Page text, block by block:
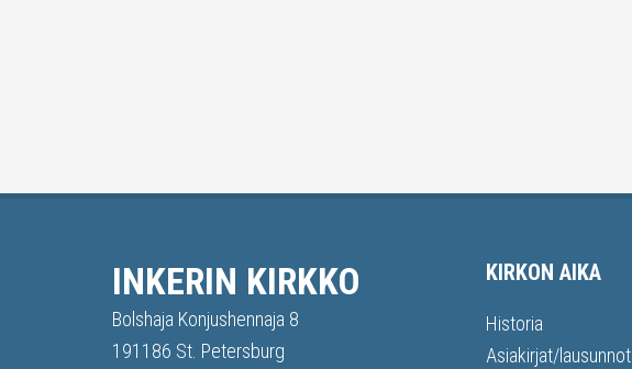
INKERIN KIRKKO
Bolshaja Konjushennaja 8
191186 St. Petersburg
KIRKON AIKA
Historia
Asiakirjat/lausunnot